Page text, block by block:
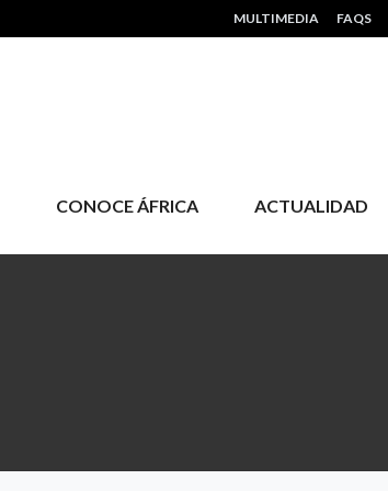
HEADER MENU
MULTIMEDIA FAQS
CONOCE ÁFRICA ACTUALIDAD